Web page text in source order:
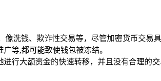
像洗钱、欺诈性交易等，尽管加密货币交易
等,都可能致使钱包被冻结。
行大额资金的快速转移，并且没有合理的